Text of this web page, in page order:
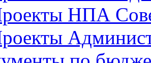
НПА